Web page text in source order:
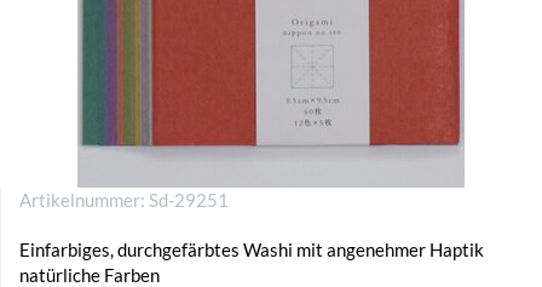
Artikelnummer: Sd-29251
Einfarbiges, durchgefärbtes Washi mit angenehmer Haptik
natürliche Farben